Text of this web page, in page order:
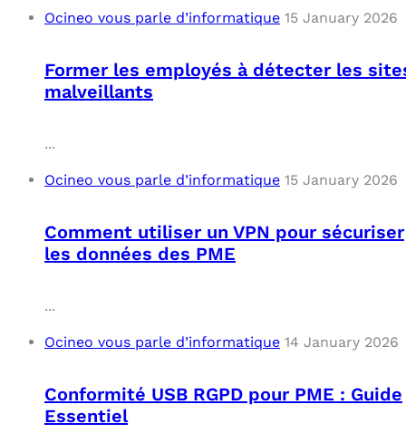
Ocineo vous parle d’informatique 15 January 2026
Former les employés à détecter les
malveillants
...
Ocineo vous parle d’informatique 15 January 2026
Comment utiliser un VPN pour sécuriser
les données des PME
...
Ocineo vous parle d’informatique 14 January 2026
Conformité USB RGPD pour PME : Guide
Essentiel